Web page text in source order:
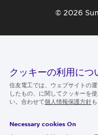
© 2026
クッキーの利用につ
住友電工では、ウェブサイトの
したもの、に関してクッキーを
い。合わせて個人情報保護方針
Necessary cookies On